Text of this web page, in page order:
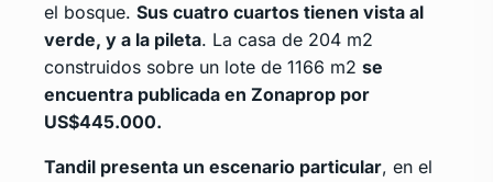
el bosque. Sus cuatro cuartos tienen vista al
verde, y a la pileta. La casa de 204 m2
construidos sobre un lote de 1166 m2 se
encuentra publicada en Zonaprop por
US$445.000.
Tandil presenta un escenario particular, en el